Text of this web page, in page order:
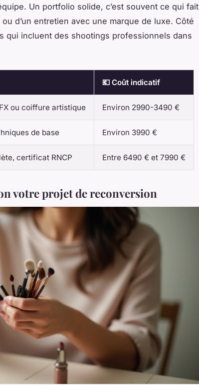
Un portfolio solide, c’est souvent ce qui fait
d’un entretien avec une marque de luxe. Côté
qui incluent des shootings professionnels dans
💶 Coût indicatif
ou coiffure artistique Environ 2990-3490 €
de base Environ 3990 €
certificat RNCP Entre 6490 € et 7990 €
votre projet de reconversion